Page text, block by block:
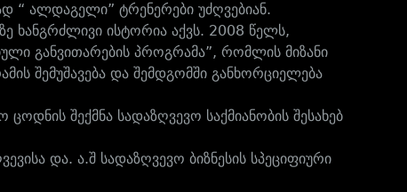
“ ალდაგელი” ტრენერები უძღვებიან.
ხანგრძლივი ისტორია აქვს. 2008 წელს,
განვითარების პროგრამა”, რომლის მიზანი
შემუშავება და შემდგომში განხორციელება
შექმნა სადაზღვევო საქმიანობის შესახებ
და. ა.შ სადაზღვევო ბიზნესის სპეციფიური